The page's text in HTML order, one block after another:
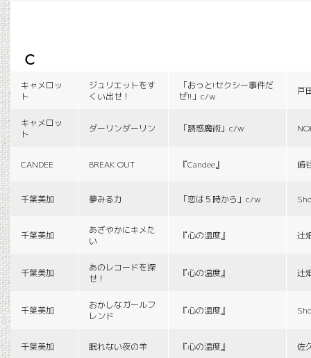
c
キャメロッ
ト
ジュリエットをす
くい出せ！
「おっと!セクシー事件だ
ぜ!!」c/w
戸
キャメロッ
ト
ダーリンダーリン 「誘惑魔術」c/w
CANDEE BREAK OUT 『Candee』 崎
千葉美加 夢みる力 「恋は５時から」c/w
千葉美加
あざやかにキメた
い
『心の温度』 辻
千葉美加
あのレコードを探
せ！
『心の温度』 辻
千葉美加
おかしなガールフ
レンド
『心の温度』
千葉美加 眠れない夜の羊 『心の温度』 佐